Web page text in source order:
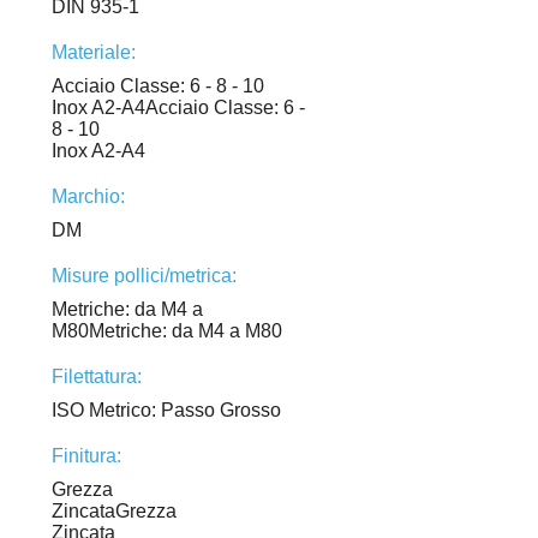
DIN 935-1
Materiale:
Acciaio Classe: 6 - 8 - 10
Inox A2-A4Acciaio Classe: 6 -
8 - 10
Inox A2-A4
Marchio:
DM
Misure pollici/metrica:
Metriche: da M4 a
M80Metriche: da M4 a M80
Filettatura:
ISO Metrico: Passo Grosso
Finitura:
Grezza
ZincataGrezza
Zincata